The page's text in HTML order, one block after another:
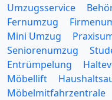
Umzugsservice
Fernumzug
Mini Umzug
Seniorenumzug
Entrümpelung
Möbellift
Möbelmitfahrzentrale